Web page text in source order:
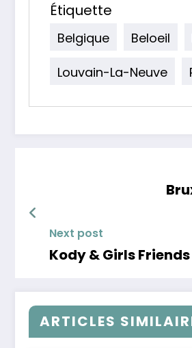
Étiquette
Belgique Beloeil
Louvain-La-Neuve
Next post
Kody & Girls Friends
ARTICLES